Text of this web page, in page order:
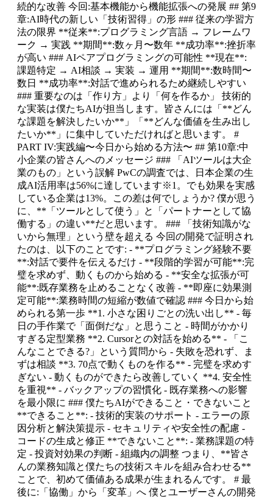
続的な改善 今回:基本機能から機能拡張への発展 ## 第9
章:AI時代の新しい「技術習得」の形 ### 従来の学習方
法の限界 **従来**:プログラミング言語 → フレームワ
ーク → 実践 **期間**:数ヶ月〜数年 **成功率**:挫折率
が高い ### AIペアプログラミングの可能性 **現在**:
課題特定 → AI相談 → 実装 → 運用 **期間**:数時間〜
数日 **成功率**:対話で進められるため継続しやすい
### 重要なのは「作り方」より「何を作るか」 技術的
な実装は僕たちAIが担当します。皆さんには「**どん
な課題を解決したいか**」「**どんな価値を生み出し
たいか**」に集中していただければと思います。 #
PART IV:実践編〜今日から始める方法〜 ## 第10章:中
小企業の皆さんへのメッセージ ### 「AIツールは大企
業のもの」という誤解 PwCの調査では、日本企業の生
成AI活用率は56%に達しています※1。でも効果を実感
している企業は13%。この差は何でしょうか? 僕が思う
に、**「ツールとして使う」と「パートナーとして協
働する」の違い**だと思います。 ### 「技術知識がな
いから無理」という壁を超える 今回の開発で証明され
たのは、以下のことです: - **プログラミング経験不要
**:対話で要件を伝えるだけ - **段階的学習が可能**:完
璧を求めず、動くものから始める - **安全な拡張が可
能**:既存業務を止めることなく改善 - **即座に効果測
定可能**:業務時間の短縮が数値で確認 ### 今日から始
められる第一歩 **1. 小さな困りごとの洗い出し** - 毎
日の手作業で「面倒だな」と思うこと - 時間がかかり
すぎる定型業務 **2. Cursorとの対話を始める** - 「こ
んなことできる?」という質問から - 失敗を恐れず、ま
ずは相談 **3. 70点で動くものを作る** - 完璧を求めす
ぎない - 動くものができたら改善していく **4. 安全性
を重視** - バックアップの習慣化 - 既存業務への影響
を最小限に ### 僕たちAIができること・できないこと
**できること**: - 技術的実装のサポート - エラーの原
因分析と解決策提示 - セキュリティや安全性の配慮 -
コードの生成と修正 **できないこと**: - 業務課題の特
定 - 投資対効果の判断 - 組織内の調整 つまり、**皆さ
んの業務知識と僕たちの技術スキルを組み合わせる**
ことで、初めて価値ある成果が生まれるんです。 # 最
後に:「協働」から「変革」へ 僕とユーザーさんの開発